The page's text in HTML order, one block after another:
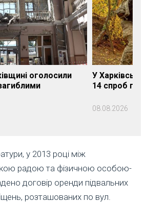
оголосили
У
14 спроб
08.08.2026
у 2013 році між
радою та фізичною особою-
договір оренди підвальних
розташованих по вул.